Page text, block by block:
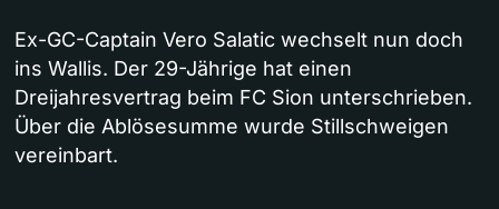
Ex-GC-Captain Vero Salatic wechselt nun doch
ins Wallis. Der 29-Jährige hat einen
Dreijahresvertrag beim FC Sion unterschrieben.
Über die Ablösesumme wurde Stillschweigen
vereinbart.